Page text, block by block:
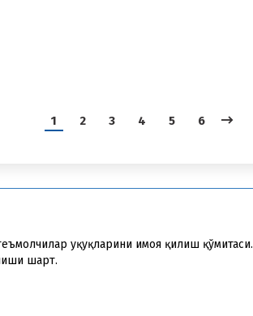
1 2 3 4 5 6
ҳуқуқларини ҳимоя қилиш қўмитаси.
шарт.